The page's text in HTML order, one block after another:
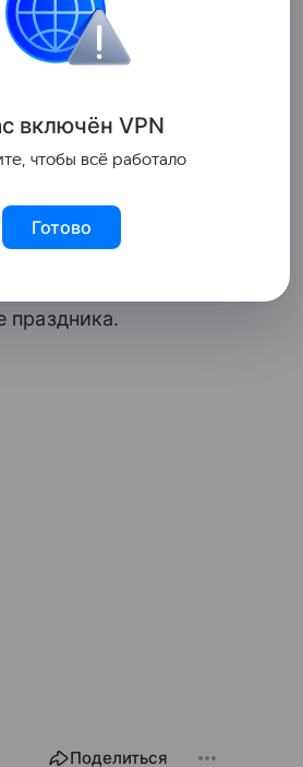
местах. Этот,
Получится ли
знает. По словам
Новый год Асель
людьми.
пожеланиями. А
праздника.
Поделиться
включён VPN
чтобы всё работало
Готово